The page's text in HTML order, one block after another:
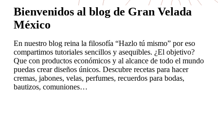
Bienvenidos al blog de Gran Velada
México
En nuestro blog reina la filosofía “Hazlo tú mismo” por eso
compartimos tutoriales sencillos y asequibles. ¿El objetivo?
Que con productos económicos y al alcance de todo el mundo
puedas crear diseños únicos. Descubre recetas para hacer
cremas, jabones, velas, perfumes, recuerdos para bodas,
bautizos, comuniones…